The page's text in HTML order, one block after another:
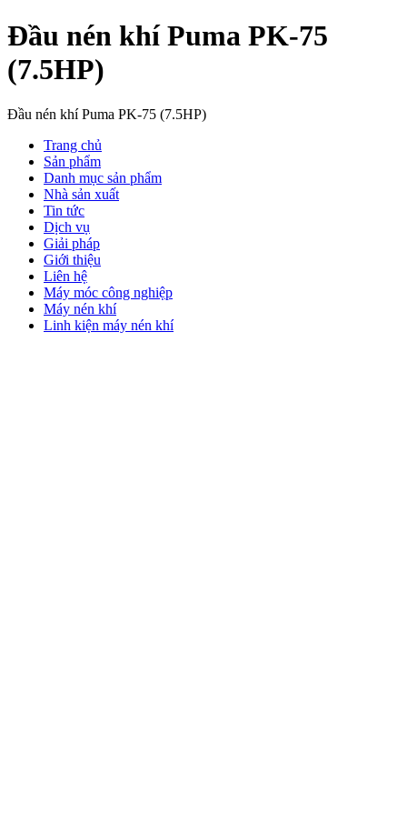
Đầu nén khí Puma PK-75
(7.5HP)
Đầu nén khí Puma PK-75 (7.5HP)
Trang chủ
Sản phẩm
Danh mục sản phẩm
Nhà sản xuất
Tin tức
Dịch vụ
Giải pháp
Giới thiệu
Liên hệ
Máy móc công nghiệp
Máy nén khí
Linh kiện máy nén khí